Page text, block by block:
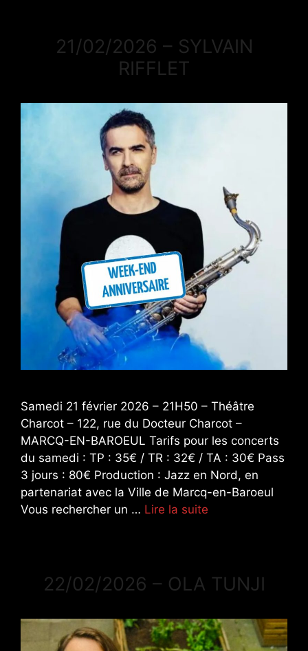
21/02/2026 – SYLVAIN
RIFFLET
Samedi 21 février 2026 – 21H50 – Théâtre
Charcot – 122, rue du Docteur Charcot –
MARCQ-EN-BAROEUL Tarifs pour les concerts
du samedi : TP : 35€ / TR : 32€ / TA : 30€ Pass
3 jours : 80€ Production : Jazz en Nord, en
partenariat avec la Ville de Marcq-en-Baroeul
Vous rechercher un … Lire la suite
22/02/2026 – OLA TUNJI